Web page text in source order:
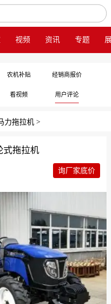
视频 资讯 专题
农机补贴 经销商报价
看视频 用户评论
力拖拉机 >
式拖拉机
询厂家底价